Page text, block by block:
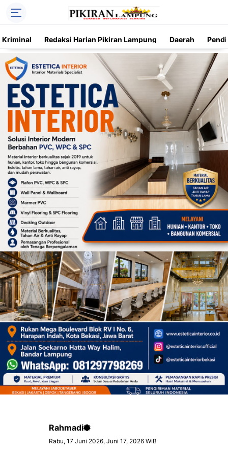
Kriminal Redaksi Harian Pikiran Lampung Daerah
Trending Kriminal Nasional
Rahmadi
Rabu, 17 Juni 2026, Juni 17, 2026 WIB